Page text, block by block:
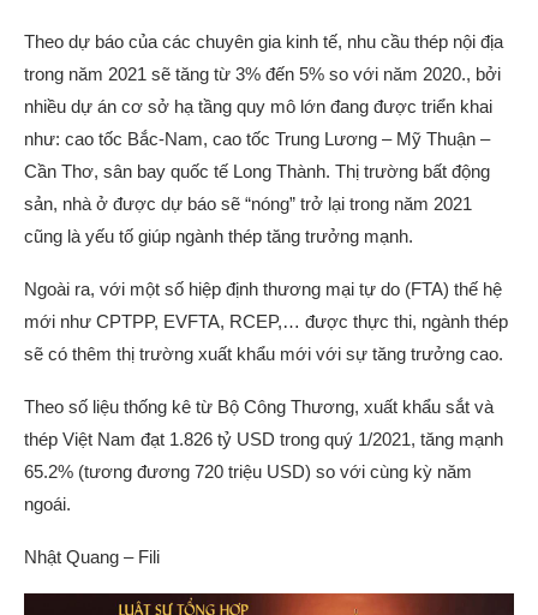
Theo dự báo của các chuyên gia kinh tế, nhu cầu thép nội địa
trong năm 2021 sẽ tăng từ 3% đến 5% so với năm 2020., bởi
nhiều dự án cơ sở hạ tầng quy mô lớn đang được triển khai
như: cao tốc Bắc-Nam, cao tốc Trung Lương – Mỹ Thuận –
Cần Thơ, sân bay quốc tế Long Thành. Thị trường bất động
sản, nhà ở được dự báo sẽ “nóng” trở lại trong năm 2021
cũng là yếu tố giúp ngành thép tăng trưởng mạnh.
Ngoài ra, với một số hiệp định thương mại tự do (FTA) thế hệ
mới như CPTPP, EVFTA, RCEP,… được thực thi, ngành thép
sẽ có thêm thị trường xuất khẩu mới với sự tăng trưởng cao.
Theo số liệu thống kê từ Bộ Công Thương, xuất khẩu sắt và
thép Việt Nam đạt 1.826 tỷ USD trong quý 1/2021, tăng mạnh
65.2% (tương đương 720 triệu USD) so với cùng kỳ năm
ngoái.
Nhật Quang – Fili